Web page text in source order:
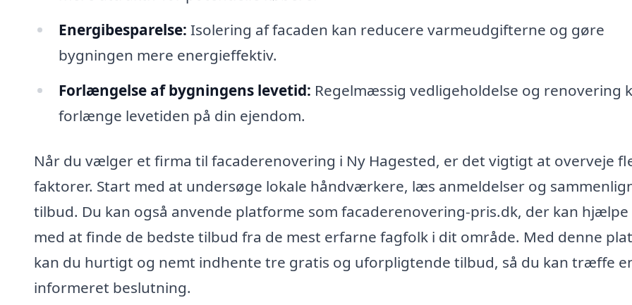
Energibesparelse: Isolering af facaden kan reducere varmeudgifterne og gøre
bygningen mere energieffektiv.
Forlængelse af bygningens levetid: Regelmæssig vedligeholdelse og renovering
forlænge levetiden på din ejendom.
Når du vælger et firma til facaderenovering i Ny Hagested, er det vigtigt at overveje
faktorer. Start med at undersøge lokale håndværkere, læs anmeldelser og
tilbud. Du kan også anvende platforme som facaderenovering-pris.dk, der kan
med at finde de bedste tilbud fra de mest erfarne fagfolk i dit område. Med denne
kan du hurtigt og nemt indhente tre gratis og uforpligtende tilbud, så du kan træffe
informeret beslutning.